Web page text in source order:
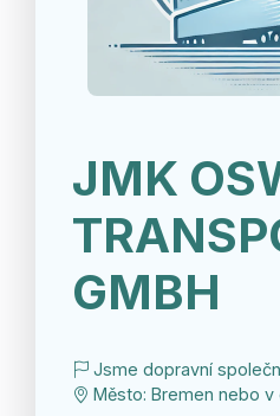
JMK
GMBH
Jsme dopravní
Město: Bremen nebo v